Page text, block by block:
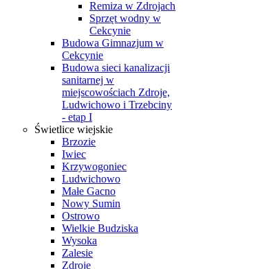
Remiza w Zdrojach
Sprzęt wodny w
Cekcynie
Budowa Gimnazjum w
Cekcynie
Budowa sieci kanalizacji
sanitarnej w
miejscowościach Zdroje,
Ludwichowo i Trzebciny
- etap I
Świetlice wiejskie
Brzozie
Iwiec
Krzywogoniec
Ludwichowo
Małe Gacno
Nowy Sumin
Ostrowo
Wielkie Budziska
Wysoka
Zalesie
Zdroje